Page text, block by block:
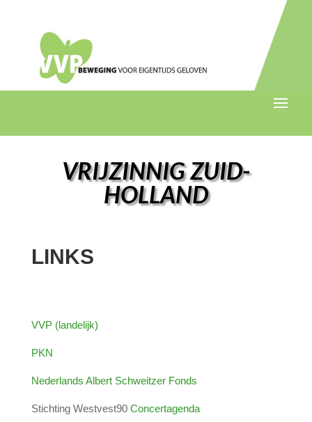
VRIJZINNIG ZUID-
HOLLAND
LINKS
VVP (landelijk)
PKN
Nederlands Albert Schweitzer Fonds
Stichting Westvest90 Concertagenda